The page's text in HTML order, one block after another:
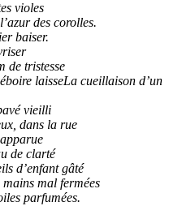
violes
des corolles.
baiser.
de tristesse
laisseLa cueillaison d’un
vieilli
dans la rue
de clarté
d’enfant gâté
mal fermées
parfumées.